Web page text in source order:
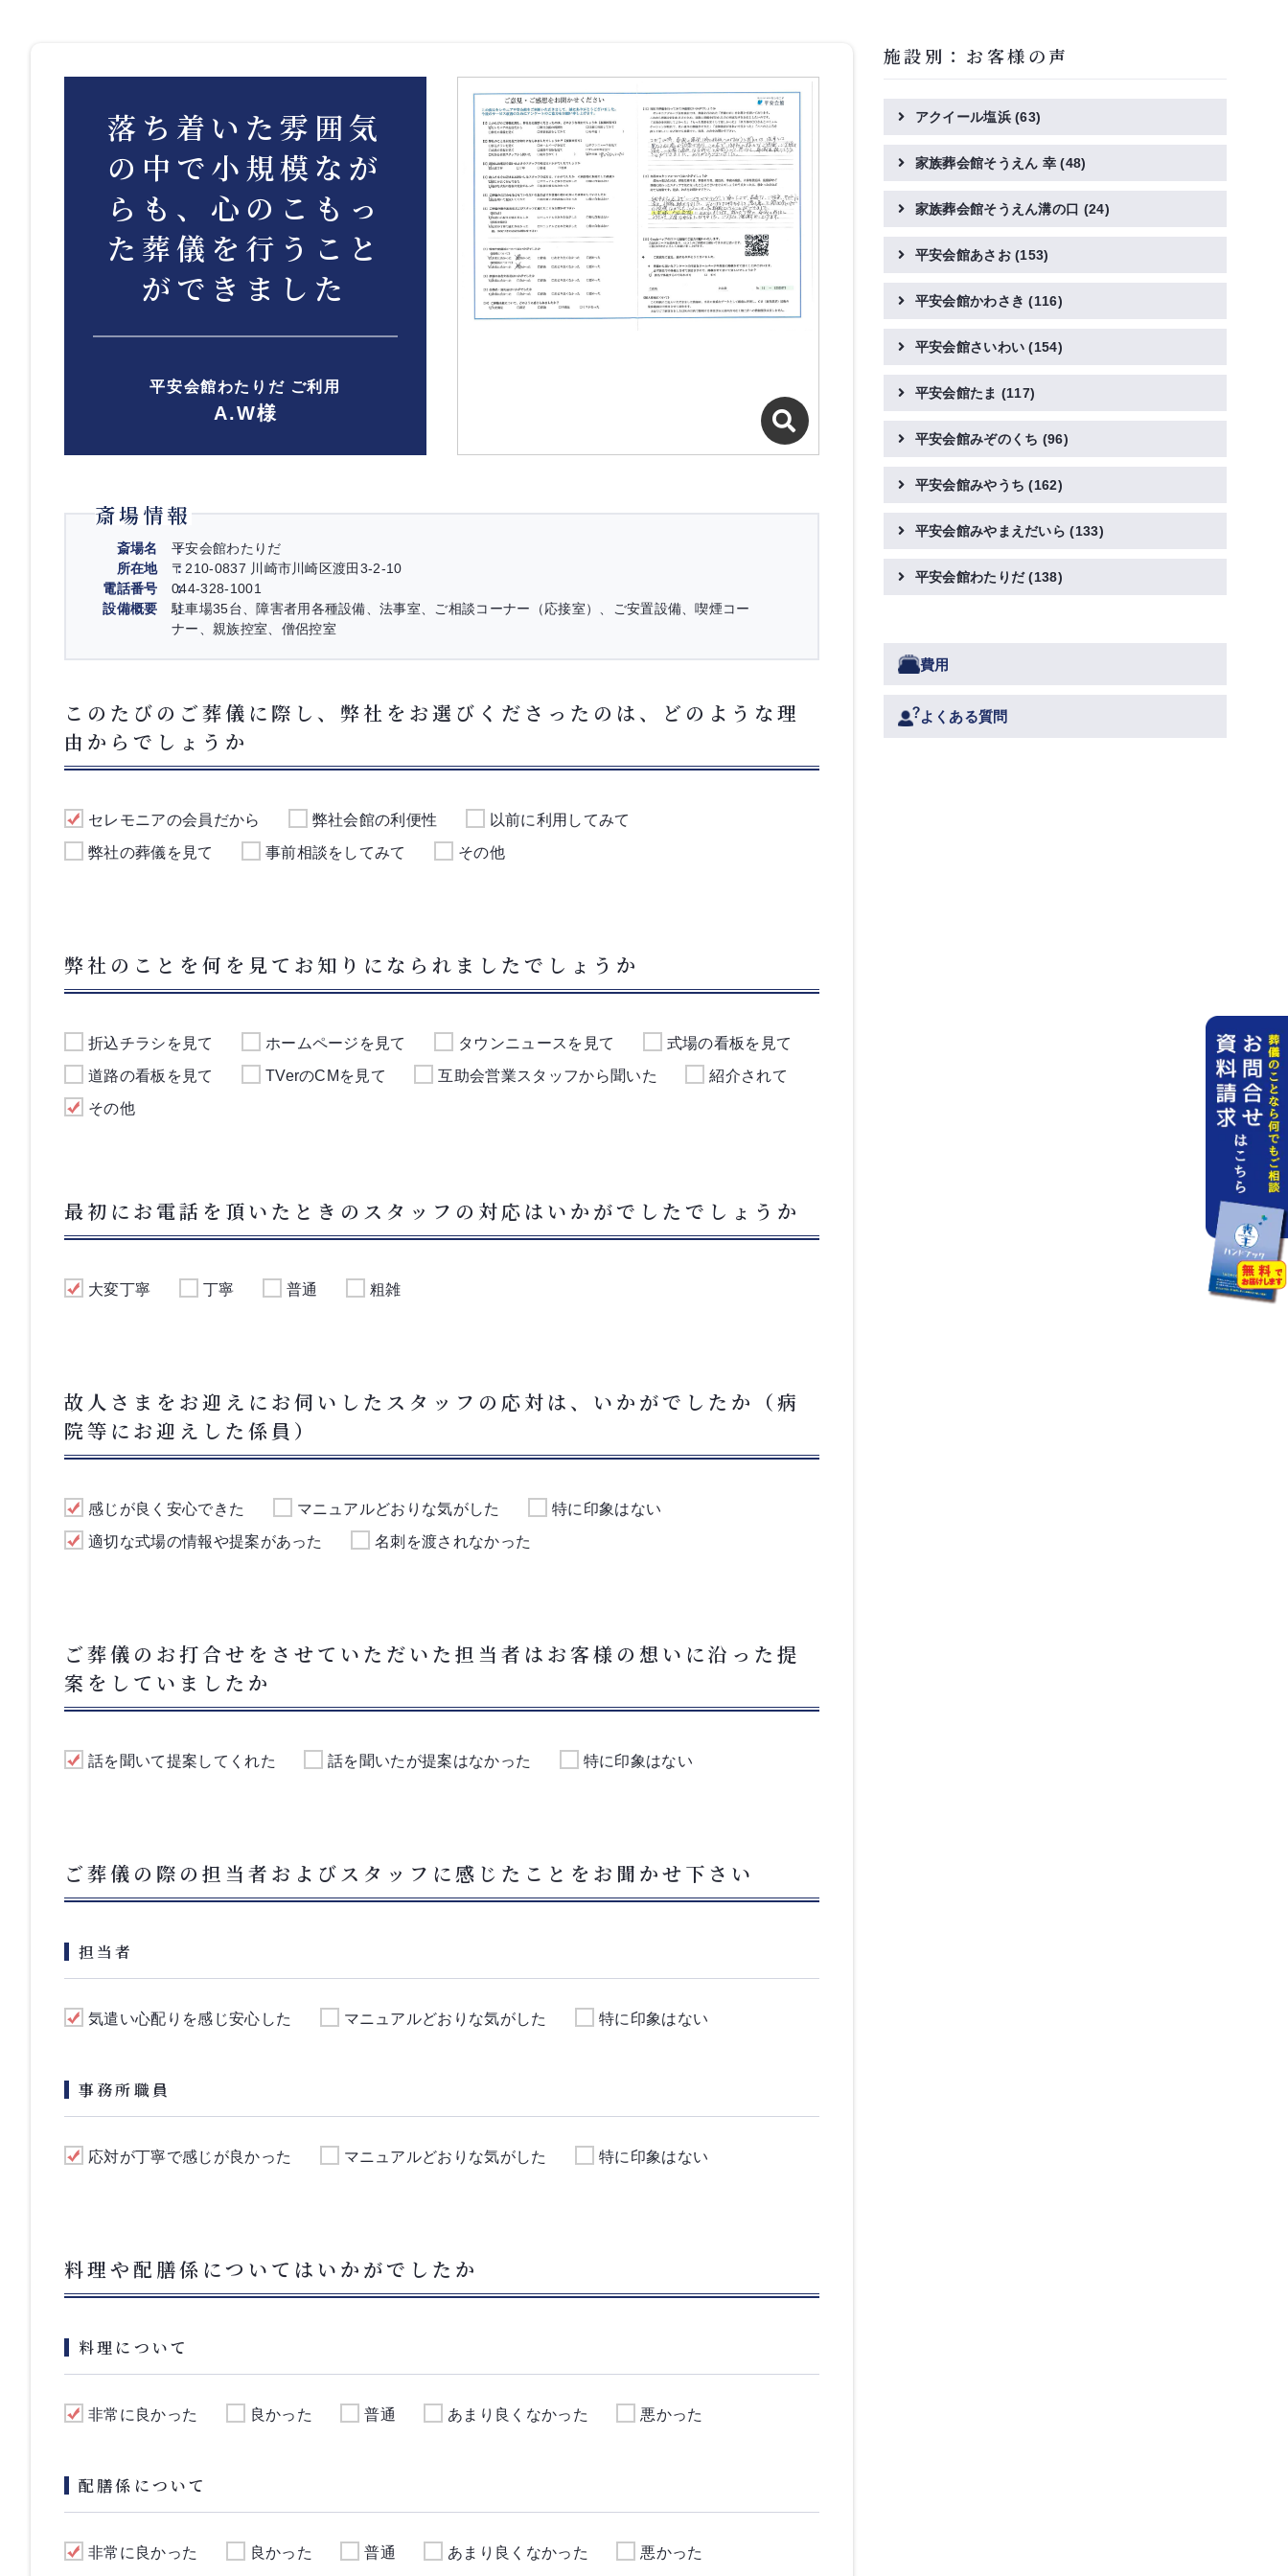
落ち着いた雰囲気
の中で小規模なが
らも、心のこもっ
た葬儀を行うこと
ができました
平安会館わたりだ ご利用
A.W様
斎場情報
斎場名
平安会館わたりだ
所在地
〒210-0837 川崎市川崎区渡田3-2-10
電話番号
044-328-1001
設備概要
駐車場35台、障害者用各種設備、法事室、ご相談コーナー（応接室）、ご安置設備、喫煙コー
ナー、親族控室、僧侶控室
このたびのご葬儀に際し、弊社をお選びくださったのは、どのような理
由からでしょうか
セレモニアの会員だから 弊社会館の利便性
以前に利用してみて
弊社の葬儀を見て
事前相談をしてみて その他
弊社のことを何を見てお知りになられましたでしょうか
折込チラシを見て ホームページを見て タウンニュースを見て
式場の看板を見て
道路の看板を見て
TVerのCMを見て 互助会営業スタッフから聞いた
紹介されて
その他
最初にお電話を頂いたときのスタッフの対応はいかがでしたでしょうか
大変丁寧 丁寧 普通 粗雑
故人さまをお迎えにお伺いしたスタッフの応対は、いかがでしたか（病
院等にお迎えした係員）
感じが良く安心できた マニュアルどおりな気がした
特に印象はない
適切な式場の情報や提案があった
名刺を渡されなかった
ご葬儀のお打合せをさせていただいた担当者はお客様の想いに沿った提
案をしていましたか
話を聞いて提案してくれた 話を聞いたが提案はなかった 特に印象はない
ご葬儀の際の担当者およびスタッフに感じたことをお聞かせ下さい
担当者
気遣い心配りを感じ安心した マニュアルどおりな気がした 特に印象はない
事務所職員
応対が丁寧で感じが良かった マニュアルどおりな気がした 特に印象はない
料理や配膳係についてはいかがでしたか
料理について
非常に良かった 良かった 普通 あまり良くなかった 悪かった
配膳係について
非常に良かった 良かった 普通 あまり良くなかった 悪かった
施設別：お客様の声
アクイール塩浜(63)
家族葬会館そうえん 幸(48)
家族葬会館そうえん溝の口 (24)
平安会館あさお(153)
平安会館かわさき(116)
平安会館さいわい(154)
平安会館たま (117)
平安会館みぞのくち (96)
平安会館みやうち(162)
平安会館みやまえだいら(133)
平安会館わたりだ(138)
費用
よくある質問